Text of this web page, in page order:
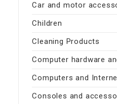
Car and motor
Children
Cleaning Products
Computer hardware
Computers and
Consoles and